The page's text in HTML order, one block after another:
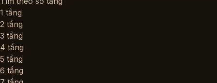
1 tầng
2 tầng
3 tầng
4 tầng
5 tầng
6 tầng